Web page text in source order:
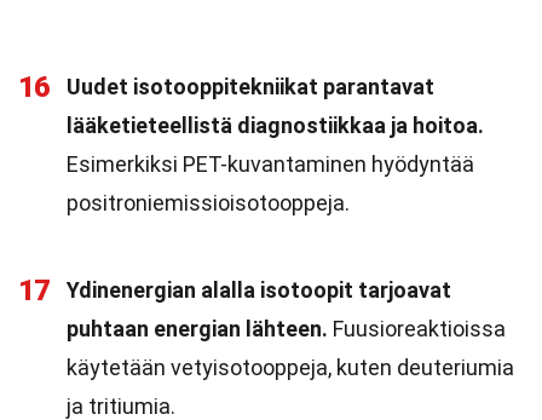
16
Uudet isotooppitekniikat parantavat
lääketieteellistä diagnostiikkaa ja hoitoa.
Esimerkiksi PET-kuvantaminen hyödyntää
positroniemissioisotooppeja.
17
Ydinenergian alalla isotoopit tarjoavat
puhtaan energian lähteen. Fuusioreaktioissa
käytetään vetyisotooppeja, kuten deuteriumia
ja tritiumia.